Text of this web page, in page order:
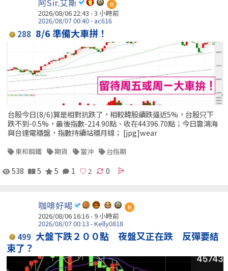
阿Sir.艾斯 包
2026/08/06 22:43 -3 小時前
2026/08/07 00:40 - ac616
288 8/6 準備大車拼！
台股今日(8/6)算是相對抗跌了，相較韓股續跌逼近5%，台股只下
跌不到-0.5%，最後指數-214.90點、收在44396.70點；今日靠鴻海
與台達電穩盤，指數持續站穩月線； [jpg]wear
東和鋼鐵 期貨 當沖 台指期
538 5 5 1 0
咖啡好喝 包
2026/08/06 16:16 -9 小時前
2026/08/07 00:13 - Kelly0818
499 大盤下跌２００點 夜盤又正在跌 反彈要結
束了？